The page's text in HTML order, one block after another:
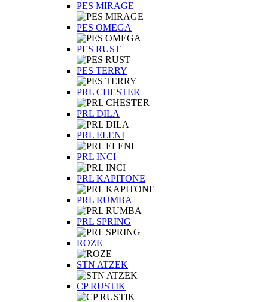
PES MIRAGE
PES OMEGA
PES RUST
PES TERRY
PRL CHESTER
PRL DILA
PRL ELENI
PRL INCI
PRL KAPITONE
PRL RUMBA
PRL SPRING
ROZE
STN ATZEK
СP RUSTIK